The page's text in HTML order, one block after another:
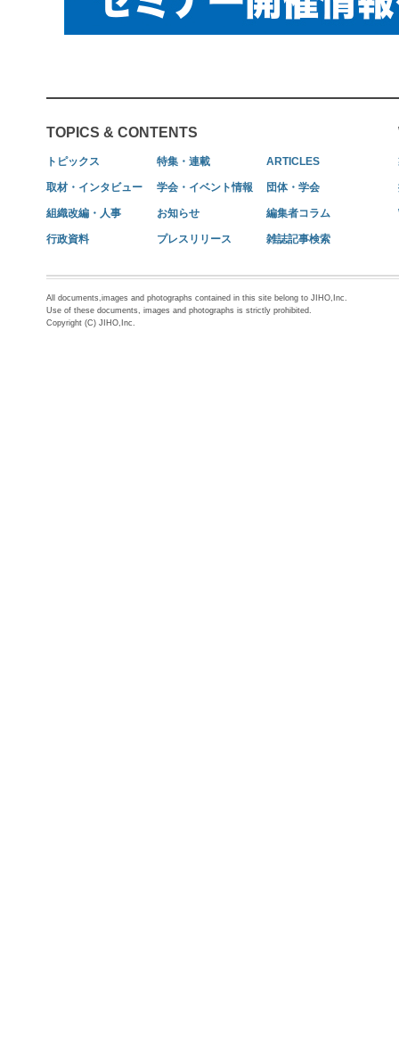
TOPICS & CONTENTS
トピックス 特集・連載 ARTICLES
取材・インタビュー 学会・イベント情報 団体・学会
組織改編・人事 お知らせ 編集者コラム
行政資料 プレスリリース 雑誌記事検索
All documents,images and photographs contained in this site belong to JIHO,Inc.
Use of these documents, images and photographs is strictly prohibited.
Copyright (C) JIHO,Inc.